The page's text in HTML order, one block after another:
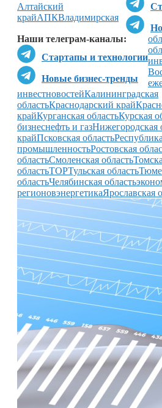
Наши телеграм-каналы:
Стартапы и технологии
Новые бизнес-тренды
Алтайский
крайАПКВладимирская
инвестновостейКалининградская
областьКраснодарский край
крайКурганская областьКурская
бизнеснефть и газНижегородская
крайПсковская область
промышленностьРостовская
областьСмоленская область
областьТОРТульская область
областьЧелябинская область
регионовэнергетикаЯрославская